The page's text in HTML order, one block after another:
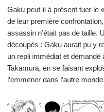
Gaku peut-il à présent tuer le «
de leur première
assassin n’était pas de taille.
découpés : Gaku aurait pu y
un repli immédiat et
Takamura, en se faisant
l’emmener dans l’autre monde.